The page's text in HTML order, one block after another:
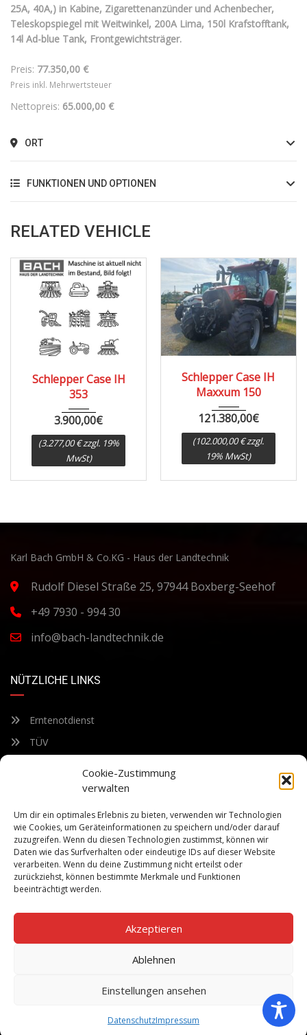
Cookie-Zustimmung
verwalten
Um dir ein optimales Erlebnis zu bieten, verwenden wir Technologien
wie Cookies, um Geräteinformationen zu speichern und/oder darauf
zuzugreifen. Wenn du diesen Technologien zustimmst, können wir
Daten wie das Surfverhalten oder eindeutige IDs auf dieser Website
verarbeiten. Wenn du deine Zustimmung nicht erteilst oder
zurückziehst, können bestimmte Merkmale und Funktionen
beeinträchtigt werden.
Akzeptieren
Ablehnen
Einstellungen ansehen
DatenschutzImpressum
25A, 40A,) in Kabine, Zigarettenanzünder und Achenbecher,
Teleskopspiegel mit Weitwinkel, 200A Lima, 150l Krafstofftank,
14l Ad-blue Tank, Frontgewichtsträger.
Preis: 77.350,00 €
Preis inkl. Mehrwertsteuer
Nettopreis: 65.000,00 €
ORT
FUNKTIONEN UND OPTIONEN
RELATED VEHICLE
Schlepper Case IH
353
3.900,00€
(3.277,00 € zzgl. 19%
MwSt)
Schlepper Case IH
Maxxum 150
121.380,00€
(102.000,00 € zzgl.
19% MwSt)
Karl Bach GmbH & Co.KG - Haus der Landtechnik
Rudolf Diesel Straße 25, 97944 Boxberg-Seehof
+49 7930 - 994 30
info@bach-landtechnik.de
NÜTZLICHE LINKS
Erntenotdienst
TÜV
Bleiben Sie auf dem Laufenden über unsere sich ständig
weiterentwickelnden Produkteigenschaften und Technologien.
Geben Sie Ihre E-Mail-Adresse ein und abonnieren Sie unseren
Newsletter.
©Copyright 2026Bach Landtechnik